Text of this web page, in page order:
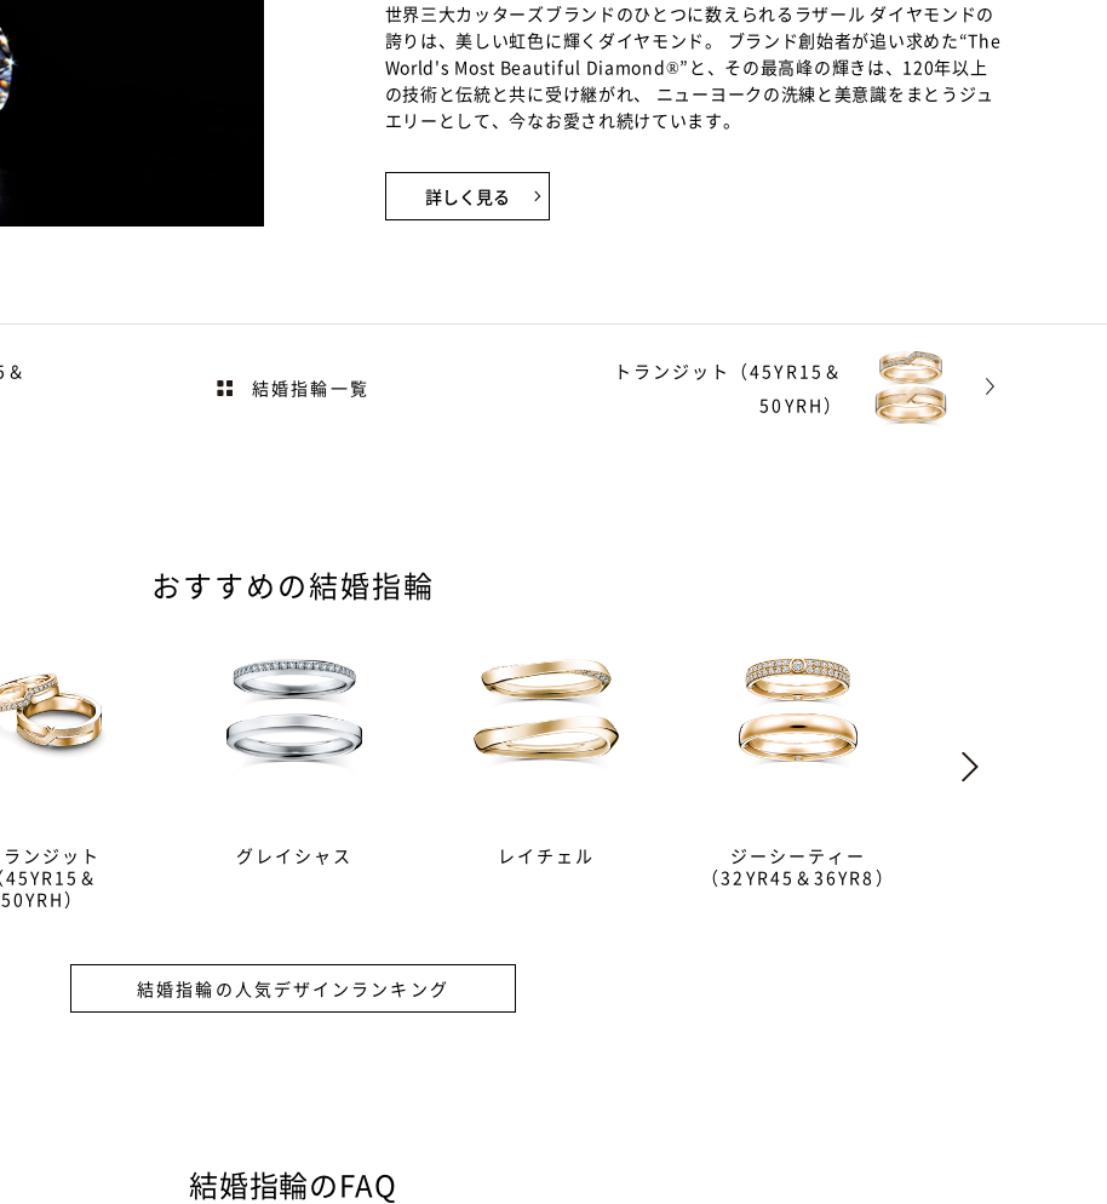
世界三大カッターズブランドのひとつに数えられるラザール ダイヤモンドの
誇りは、美しい虹色に輝くダイヤモンド。 ブランド創始者が追い求めた“The
World's Most Beautiful Diamond®”と、その最高峰の輝きは、120年以上
の技術と伝統と共に受け継がれ、 ニューヨークの洗練と美意識をまとうジュ
エリーとして、今なお愛され続けています。
詳しく見る
結婚指輪一覧
トランジット（45YR15＆
50YRH）
おすすめの結婚指輪
ランジット
45YR15＆
50YRH）
グレイシャス レイチェル
ジーシーティー
（32YR45＆36YR8）
結婚指輪の人気デザインランキング
結婚指輪のFAQ
）は結婚の証として贈る記念品。その意味を強めるため、ダイヤモンドをあしらったデザインの指